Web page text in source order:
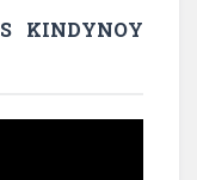
KINDYNOY